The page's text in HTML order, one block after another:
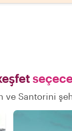
ve Santorini